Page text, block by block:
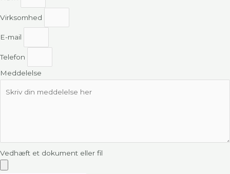
Virksomhed
E-mail
Telefon
Meddelelse
Vedhæft et dokument eller fil